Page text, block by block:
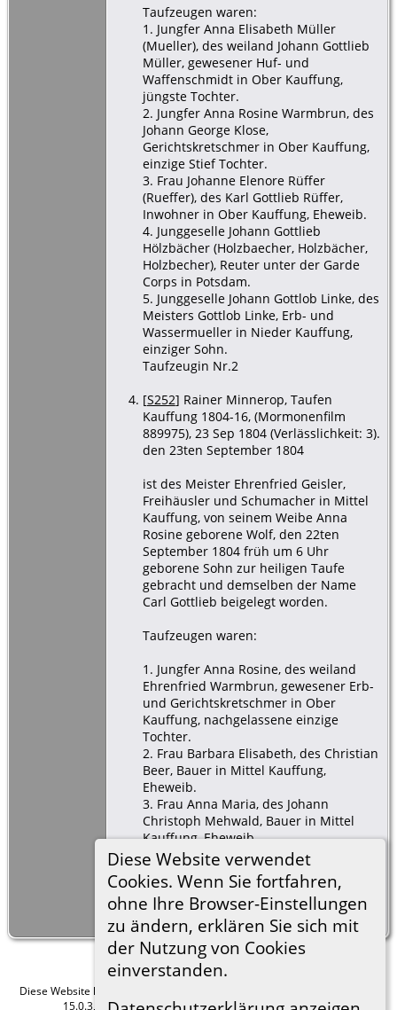
Diese Website verwendet
Cookies. Wenn Sie fortfahren,
ohne Ihre Browser-Einstellungen
zu ändern, erklären Sie sich mit
der Nutzung von Cookies
einverstanden.
Taufzeugen waren:
1. Jungfer Anna Elisabeth Müller
(Mueller), des weiland Johann Gottlieb
Müller, gewesener Huf- und
Waffenschmidt in Ober Kauffung,
jüngste Tochter.
2. Jungfer Anna Rosine Warmbrun, des
Johann George Klose,
Gerichtskretschmer in Ober Kauffung,
einzige Stief Tochter.
3. Frau Johanne Elenore Rüffer
(Rueffer), des Karl Gottlieb Rüffer,
Inwohner in Ober Kauffung, Eheweib.
4. Junggeselle Johann Gottlieb
Hölzbächer (Holzbaecher, Holzbächer,
Holzbecher), Reuter unter der Garde
Corps in Potsdam.
5. Junggeselle Johann Gottlob Linke, des
Meisters Gottlob Linke, Erb- und
Wassermueller in Nieder Kauffung,
einziger Sohn.
Taufzeugin Nr.2
[S252] Rainer Minnerop, Taufen
Kauffung 1804-16, (Mormonenfilm
889975), 23 Sep 1804 (Verlässlichkeit: 3).
den 23ten September 1804
ist des Meister Ehrenfried Geisler,
Freihäusler und Schumacher in Mittel
Kauffung, von seinem Weibe Anna
Rosine geborene Wolf, den 22ten
September 1804 früh um 6 Uhr
geborene Sohn zur heiligen Taufe
gebracht und demselben der Name
Carl Gottlieb beigelegt worden.
Taufzeugen waren:
1. Jungfer Anna Rosine, des weiland
Ehrenfried Warmbrun, gewesener Erb-
und Gerichtskretschmer in Ober
Kauffung, nachgelassene einzige
Tochter.
2. Frau Barbara Elisabeth, des Christian
Beer, Bauer in Mittel Kauffung,
Eheweib.
3. Frau Anna Maria, des Johann
Christoph Mehwald, Bauer in Mittel
Kauffung, Eheweib.
4. Meister Johann Gottlieb Kambach,
Huf- und Waffenschmidt in Ober
Kauffung.
Taufzeugin Nr.1
Diese Website läuft mit
15.0.3, programmiert von Darrin Lythgoe © 2001-2026.